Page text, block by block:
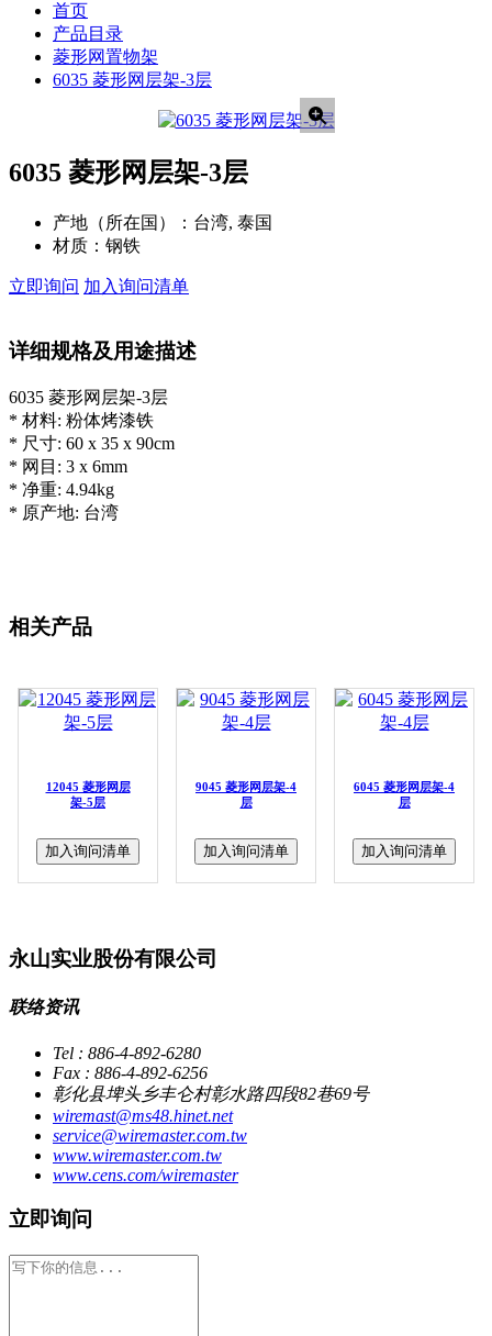
首页
产品目录
菱形网置物架
6035 菱形网层架-3层
6035 菱形网层架-3层
产地（所在国）： 台湾, 泰国
材质： 钢铁
立即询问 加入询问清单
详细规格及用途描述
6035 菱形网层架-3层
* 材料: 粉体烤漆铁
* 尺寸: 60 x 35 x 90cm
* 网目: 3 x 6mm
* 净重: 4.94kg
* 原产地: 台湾
相关产品
12045 菱形网层
架-5层
加入询问清单
9045 菱形网层架-4
层
加入询问清单
6045 菱形网层架-4
层
加入询问清单
永山实业股份有限公司
联络资讯
Tel : 886-4-892-6280
Fax : 886-4-892-6256
彰化县埤头乡丰仑村彰水路四段82巷69号
wiremast@ms48.hinet.net
service@wiremaster.com.tw
www.wiremaster.com.tw
www.cens.com/wiremaster
立即询问